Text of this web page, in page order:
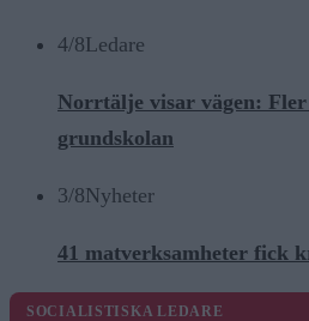
4/8Ledare
Norrtälje visar vägen:
grundskolan
3/8Nyheter
41 matverksamheter fick
SOCIALISTISKA LEDARE